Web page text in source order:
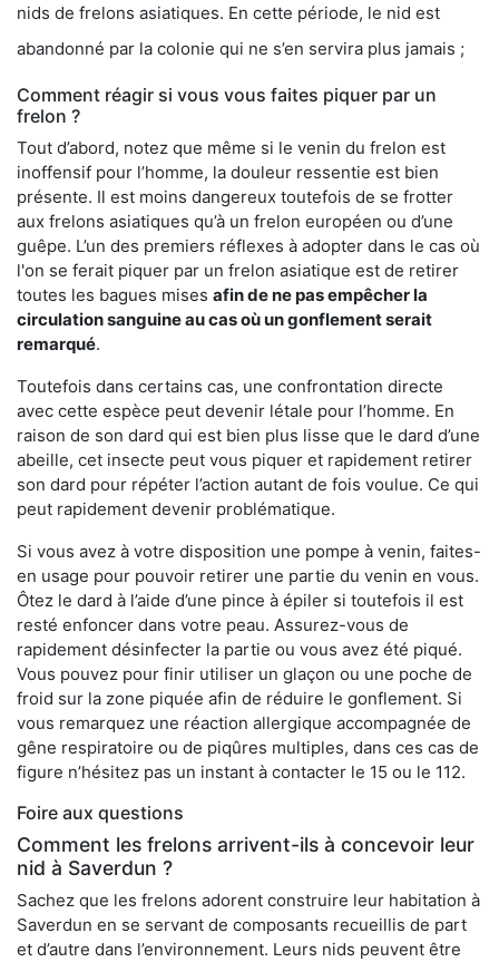
nids de frelons asiatiques. En cette période, le nid est
abandonné par la colonie qui ne s’en servira plus jamais ;
Comment réagir si vous vous faites piquer par un
frelon ?
Tout d’abord, notez que même si le venin du frelon est
inoffensif pour l’homme, la douleur ressentie est bien
présente. Il est moins dangereux toutefois de se frotter
aux frelons asiatiques qu’à un frelon européen ou d’une
guêpe. L’un des premiers réflexes à adopter dans le cas où
l'on se ferait piquer par un frelon asiatique est de retirer
toutes les bagues mises afin de ne pas empêcher la
circulation sanguine au cas où un gonflement serait
remarqué.
Toutefois dans certains cas, une confrontation directe
avec cette espèce peut devenir létale pour l’homme. En
raison de son dard qui est bien plus lisse que le dard d’une
abeille, cet insecte peut vous piquer et rapidement retirer
son dard pour répéter l’action autant de fois voulue. Ce qui
peut rapidement devenir problématique.
Si vous avez à votre disposition une pompe à venin, faites-
en usage pour pouvoir retirer une partie du venin en vous.
Ôtez le dard à l’aide d’une pince à épiler si toutefois il est
resté enfoncer dans votre peau. Assurez-vous de
rapidement désinfecter la partie ou vous avez été piqué.
Vous pouvez pour finir utiliser un glaçon ou une poche de
froid sur la zone piquée afin de réduire le gonflement. Si
vous remarquez une réaction allergique accompagnée de
gêne respiratoire ou de piqûres multiples, dans ces cas de
figure n’hésitez pas un instant à contacter le 15 ou le 112.
Foire aux questions
Comment les frelons arrivent-ils à concevoir leur
nid à Saverdun ?
Sachez que les frelons adorent construire leur habitation à
Saverdun en se servant de composants recueillis de part
et d’autre dans l’environnement. Leurs nids peuvent être